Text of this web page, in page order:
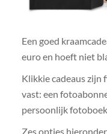
Een goed
euro en hoeft niet
Klikkie cadeaus zijn
vast: een
persoonlijk
Zes opties